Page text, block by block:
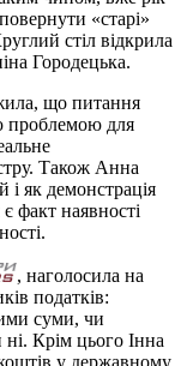
«старі»
стіл відкрила
Городецька.
що питання
проблемою для
Також Анна
як демонстрація
факт наявності
, наголосила на
податків:
суми, чи
ні. Крім цього Інна